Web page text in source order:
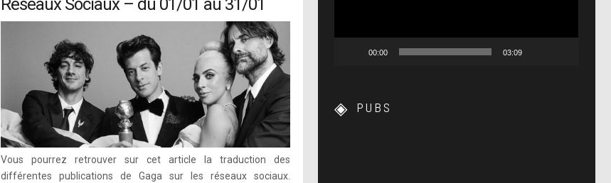
Vous pourrez retrouver sur cet article la traduction des
différentes publications de Gaga sur les réseaux sociaux.
00:00 03:09
PUBS